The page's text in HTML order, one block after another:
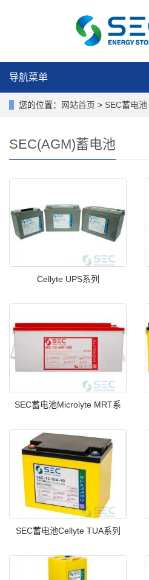
导航菜单
您的位置： 网站首页 > SEC蓄电池
SEC(AGM)蓄电池
Cellyte UPS系列
SEC蓄电池Microlyte MRT系
SEC蓄电池Cellyte TUA系列